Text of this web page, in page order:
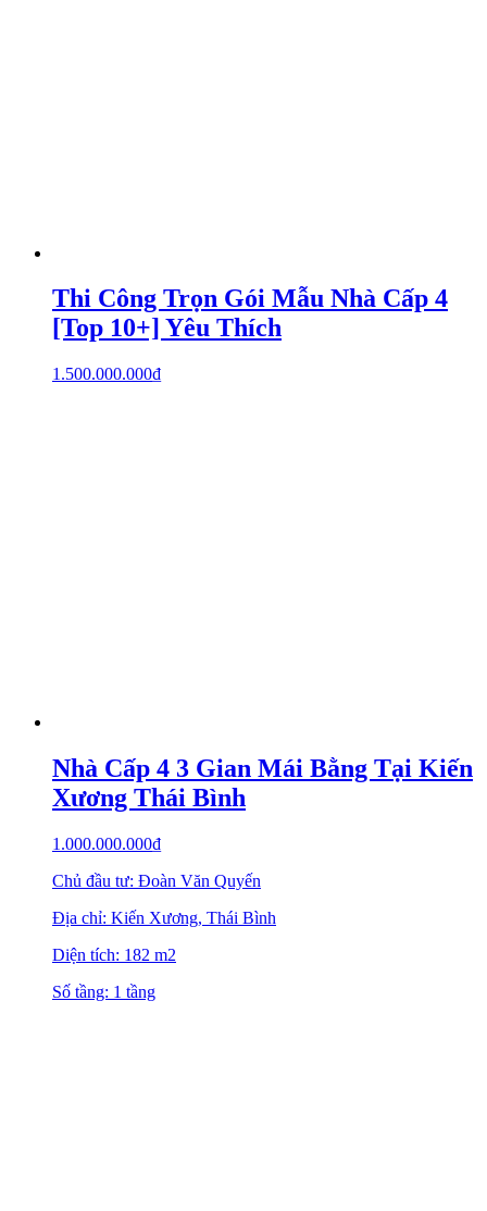
Thi Công Trọn Gói Mẫu Nhà Cấp 4
[Top 10+] Yêu Thích
1.500.000.000₫
Nhà Cấp 4 3 Gian Mái Bằng Tại Kiến
Xương Thái Bình
1.000.000.000₫
Chủ đầu tư: Đoàn Văn Quyến
Địa chỉ: Kiến Xương, Thái Bình
Diện tích: 182 m2
Số tầng: 1 tầng